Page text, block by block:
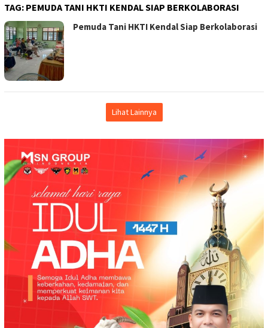
TAG: PEMUDA TANI HKTI KENDAL SIAP BERKOLABORASI
Pemuda Tani HKTI Kendal Siap Berkolaborasi
Lihat Lainnya